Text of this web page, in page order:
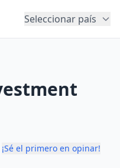
Seleccionar país
¡Sé el primero en opinar!